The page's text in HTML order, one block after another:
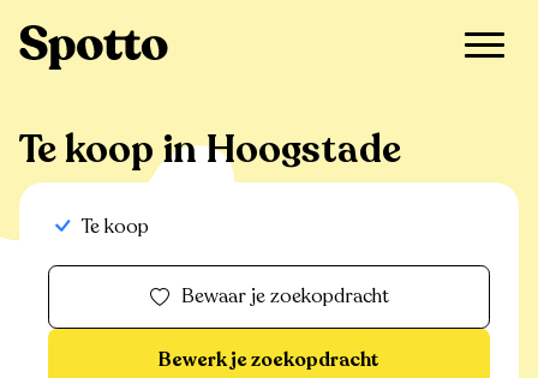
Te koop in Hoogstade
Te koop
Bewaar je zoekopdracht
Bewerk je zoekopdracht